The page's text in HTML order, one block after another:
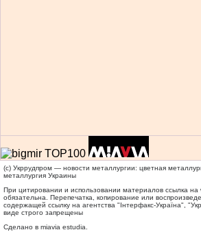
(c) Укррудпром — новости металлургии: цветная
металлургия Украины
При цитировании и использовании материалов ссылка на
обязательна. Перепечатка, копирование или
содержащей ссылку на агентства "Iнтерфакс-Україна",
виде строго запрещены
Сделано в miavia estudia.